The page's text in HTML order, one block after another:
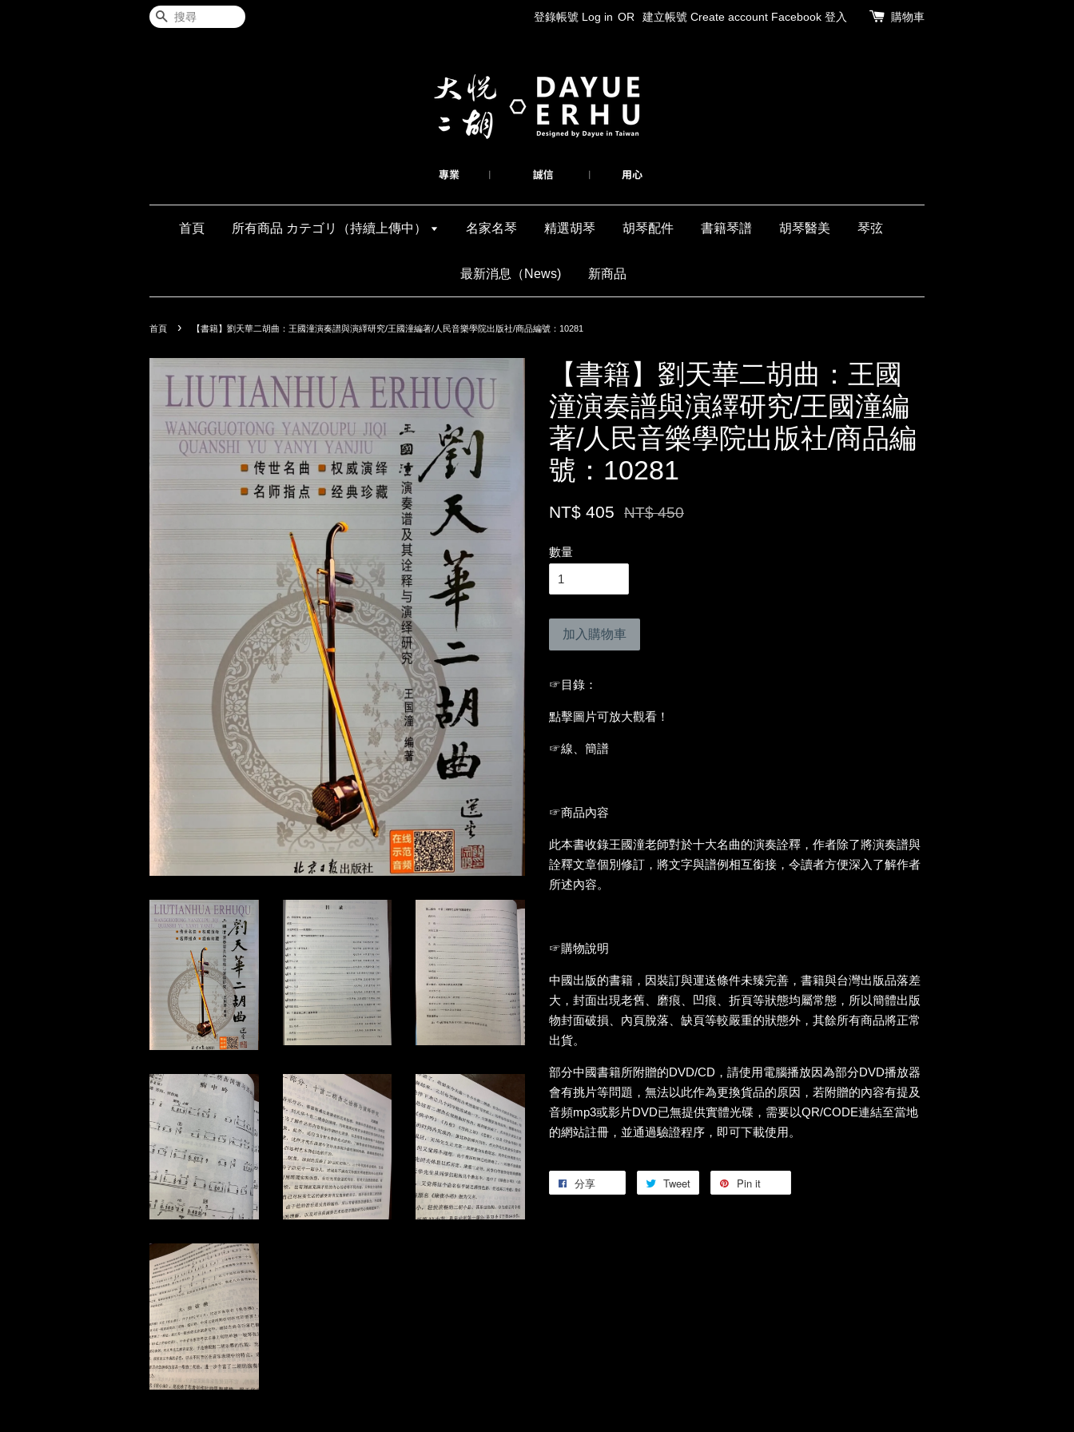
搜尋 登錄帳號 Log in OR 建立帳號 Create account Facebook 登入 購物車
首頁 所有商品 カテゴリ（持續上傳中） 名家名琴 精選胡琴 胡琴配件 書籍琴譜 胡琴醫美 琴弦
最新消息（News) 新商品
首頁 › 【書籍】劉天華二胡曲：王國潼演奏譜與演繹研究/王國潼編著/人民音樂學院出版社/商品編號：10281
【書籍】劉天華二胡曲：王國
潼演奏譜與演繹研究/王國潼編
著/人民音樂學院出版社/商品編
號：10281
NT$ 405 NT$ 450
數量
加入購物車
☞目錄：
點擊圖片可放大觀看！
☞線、簡譜
☞商品內容
此本書收錄王國潼老師對於十大名曲的演奏詮釋，作者除了將演奏譜與
詮釋文章個別修訂，將文字與譜例相互銜接，令讀者方便深入了解作者
所述內容。
☞購物說明
中國出版的書籍，因裝訂與運送條件未臻完善，書籍與台灣出版品落差
大，封面出現老舊、磨痕、凹痕、折頁等狀態均屬常態，所以簡體出版
物封面破損、內頁脫落、缺頁等較嚴重的狀態外，其餘所有商品將正常
出貨。
部分中國書籍所附贈的DVD/CD，請使用電腦播放因為部分DVD播放器
會有挑片等問題，無法以此作為更換貨品的原因，若附贈的內容有提及
音頻mp3或影片DVD已無提供實體光碟，需要以QR/CODE連結至當地
的網站註冊，並通過驗證程序，即可下載使用。
分享 Tweet Pin it